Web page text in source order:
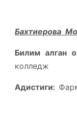
Бахтиерова
Билим алган
колледж
Адистиги: